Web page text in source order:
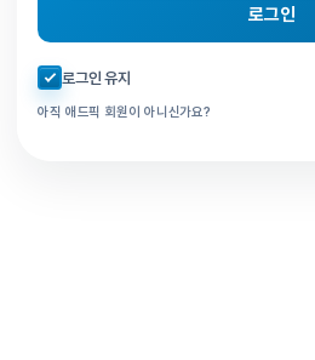
로그인
자동로그인 체크
로그인 유지
아직 애드픽 회원이 아니신가요?